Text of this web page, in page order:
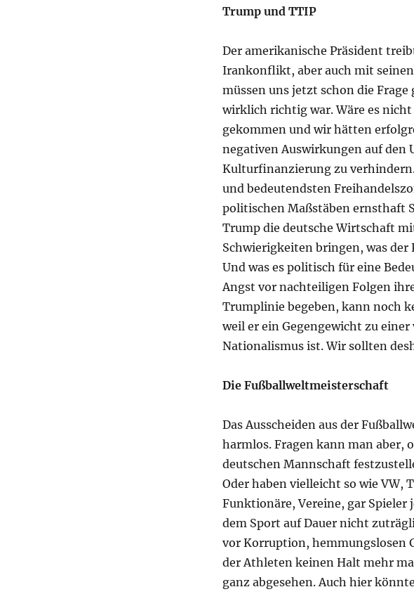
Trump und TTIP
Der amerikanische Präsident
Irankonflikt, aber auch mit
müssen uns jetzt schon die
wirklich richtig war. Wäre es nicht
gekommen und wir hätten
negativen Auswirkungen auf den
Kulturfinanzierung zu
und bedeutendsten
politischen Maßstäben ernsthaft
Trump die deutsche Wirtschaft
Schwierigkeiten bringen, was
Und was es politisch für eine
Angst vor nachteiligen Folgen
Trumplinie begeben, kann noch
weil er ein Gegengewicht zu
Nationalismus ist. Wir sollten
Die Fußballweltmeisterschaft
Das Ausscheiden aus der
harmlos. Fragen kann man aber,
deutschen Mannschaft
Oder haben vielleicht so wie VW,
Funktionäre, Vereine, gar Spieler
dem Sport auf Dauer nicht
vor Korruption, hemmungslosen
der Athleten keinen Halt mehr
ganz abgesehen. Auch hier